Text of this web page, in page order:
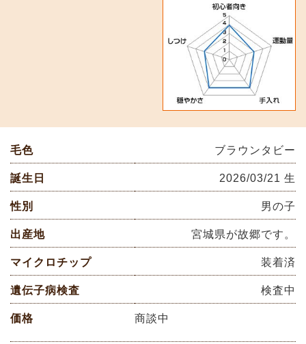
毛色 ブラウンタビー
誕生日 2026/03/21 生
性別 男の子
出産地 宮城県が故郷です。
マイクロチップ 装着済
遺伝子病検査 検査中
価格 商談中